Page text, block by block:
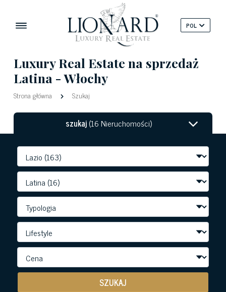
POL
Luxury Real Estate na sprzedaż
Latina - Włochy
Strona główna Szukaj
szukaj(16 Nieruchomości)
SZUKAJ